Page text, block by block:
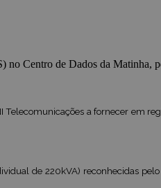
Centro de Dados da Matinha,
a fornecer em
de 220kVA) reconhecidas